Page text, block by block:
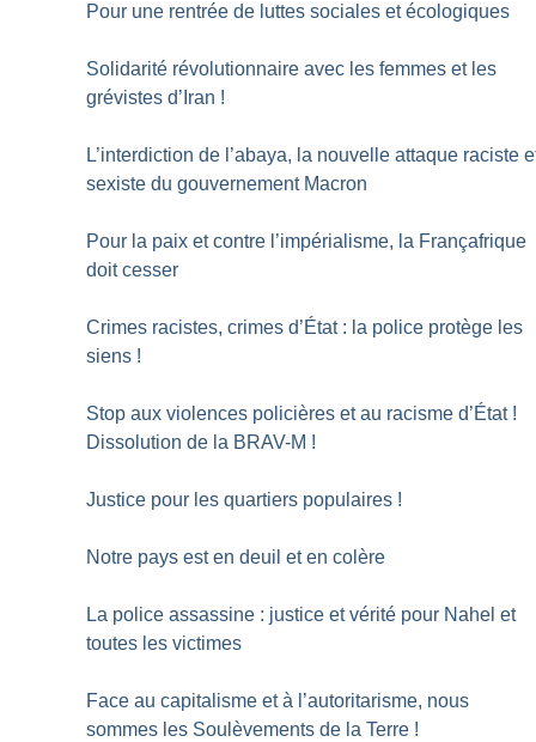
Pour une rentrée de luttes sociales et écologiques
Solidarité révolutionnaire avec les femmes et les
grévistes d’Iran !
L’interdiction de l’abaya, la nouvelle attaque raciste
sexiste du gouvernement Macron
Pour la paix et contre l’impérialisme, la Françafrique
doit cesser
Crimes racistes, crimes d’État : la police protège les
siens !
Stop aux violences policières et au racisme d’État !
Dissolution de la BRAV-M !
Justice pour les quartiers populaires !
Notre pays est en deuil et en colère
La police assassine : justice et vérité pour Nahel et
toutes les victimes
Face au capitalisme et à l’autoritarisme, nous
sommes les Soulèvements de la Terre !